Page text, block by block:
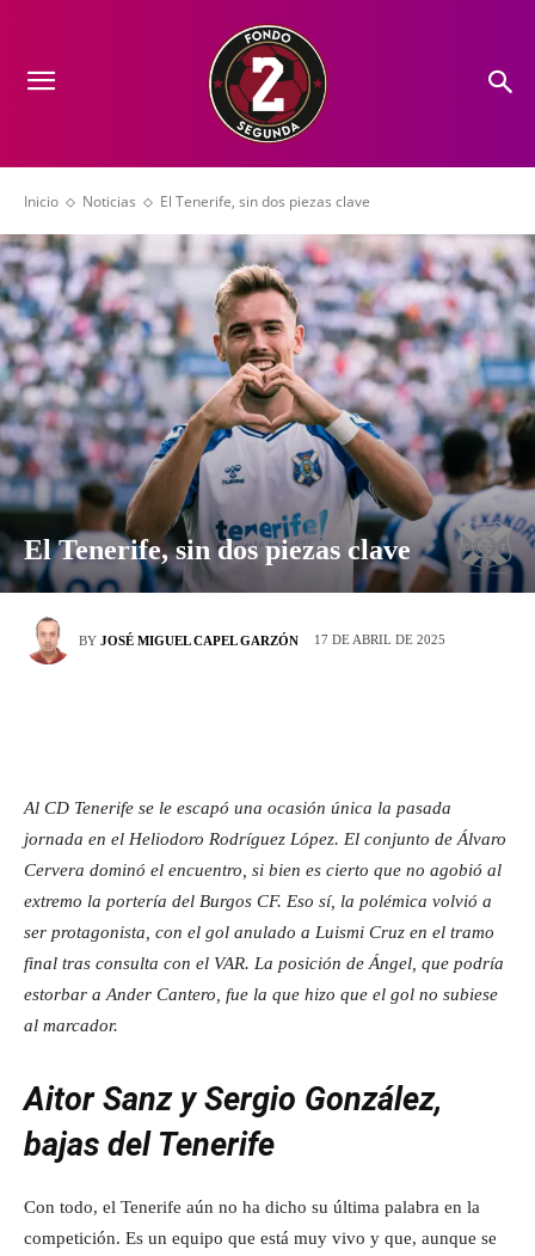
Inicio Noticias El Tenerife, sin dos piezas clave
El Tenerife, sin dos piezas clave
BY JOSÉ MIGUEL CAPEL GARZÓN 17 DE ABRIL DE 2025
Al CD Tenerife se le escapó una ocasión única la pasada
jornada en el Heliodoro Rodríguez López. El conjunto de Álvaro
Cervera dominó el encuentro, si bien es cierto que no agobió al
extremo la portería del Burgos CF. Eso sí, la polémica volvió a
ser protagonista, con el gol anulado a Luismi Cruz en el tramo
final tras consulta con el VAR. La posición de Ángel, que podría
estorbar a Ander Cantero, fue la que hizo que el gol no subiese
al marcador.
Aitor Sanz y Sergio González,
bajas del Tenerife
Con todo, el Tenerife aún no ha dicho su última palabra en la
competición. Es un equipo que está muy vivo y que, aunque se